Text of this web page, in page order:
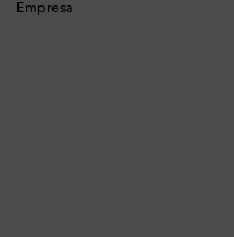
Empresa